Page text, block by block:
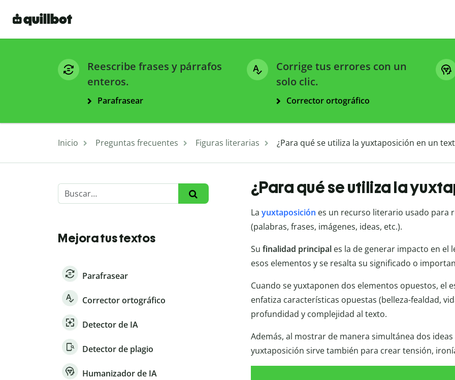
Reescribe frases y párrafos
enteros.
Parafrasear
Corrige tus errores con un
solo clic.
Corrector ortográfico
Inicio Preguntas frecuentes Figuras literarias ¿Para qué se utiliza la yuxtaposición en un
Mejora tus textos
Parafrasear
Corrector ortográfico
Detector de IA
Detector de plagio
Humanizador de IA
¿Para qué se utiliza la
La yuxtaposición es un recurso literario usado para
(palabras, frases, imágenes, ideas, etc.).
Su finalidad principales la de generar impacto en el
esos elementos y se resalta su significado o
Cuando se yuxtaponen dos elementos opuestos, el
enfatiza características opuestas (belleza-fealdad,
profundidad y complejidad al texto.
Además, al mostrar de manera simultánea dos
yuxtaposición sirve también para crear tensión,